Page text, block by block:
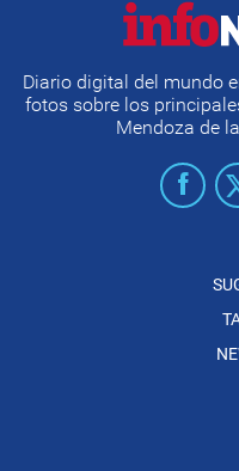
Diario digital del mundo
fotos sobre los
Mendoza de